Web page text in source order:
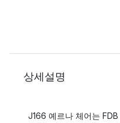
상세설명
J166 예르나 체어는